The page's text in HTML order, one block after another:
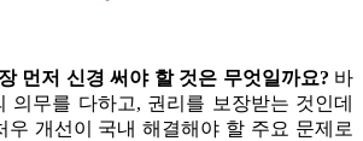
먼저 신경 써야 할 것은 무엇일까요? 바
의무를 다하고, 권리를 보장받는 것인데
우 개선이 국내 해결해야 할 주요 문제로